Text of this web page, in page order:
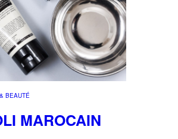
BEAUTÉ
MAROCAIN